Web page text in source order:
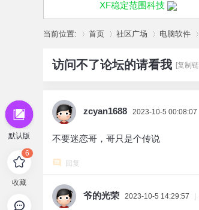
XF稳定范围科技
当前位置: 首页 社区广场 电脑软件
默认版
收藏
6
访问不了论坛的请看我 [复制
zcyan1688 2023-10-5 00:08:07
不要迷恋哥，哥只是个传说
回复
爷的光荣 2023-10-5 14:29:57